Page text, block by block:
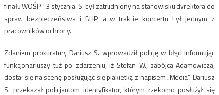
finału WOŚP 13 stycznia. S. był zatrudniony na stanowisku dyrektora do
spraw bezpieczeństwa i BHP, a w trakcie koncertu był jednym z
pracowników ochrony.
Zdaniem prokuratury Dariusz S. wprowadził policję w błąd informując
funkcjonariuszy tuż po zdarzeniu, iż Stefan W., zabójca Adamowicza,
dostał się na scenę posługując się plakietką z napisem „Media”. Dariusz
S. przekazał policjantom identyfikator, którym rzekomo posłużył się